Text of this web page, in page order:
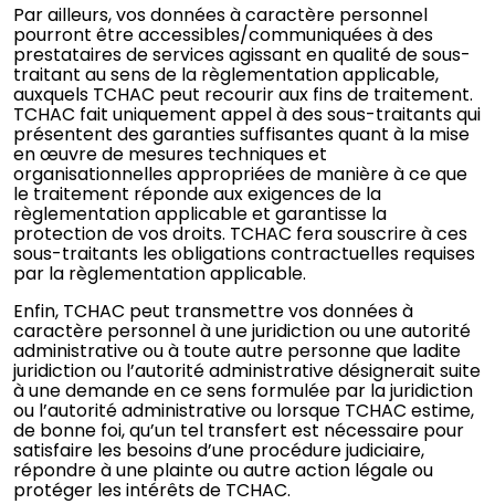
Par ailleurs, vos données à caractère personnel
pourront être accessibles/communiquées à des
prestataires de services agissant en qualité de sous-
traitant au sens de la règlementation applicable,
auxquels TCHAC peut recourir aux fins de traitement.
TCHAC fait uniquement appel à des sous-traitants qui
présentent des garanties suffisantes quant à la mise
en œuvre de mesures techniques et
organisationnelles appropriées de manière à ce que
le traitement réponde aux exigences de la
règlementation applicable et garantisse la
protection de vos droits. TCHAC fera souscrire à ces
sous-traitants les obligations contractuelles requises
par la règlementation applicable.
Enfin, TCHAC peut transmettre vos données à
caractère personnel à une juridiction ou une autorité
administrative ou à toute autre personne que ladite
juridiction ou l’autorité administrative désignerait suite
à une demande en ce sens formulée par la juridiction
ou l’autorité administrative ou lorsque TCHAC estime,
de bonne foi, qu’un tel transfert est nécessaire pour
satisfaire les besoins d’une procédure judiciaire,
répondre à une plainte ou autre action légale ou
protéger les intérêts de TCHAC.